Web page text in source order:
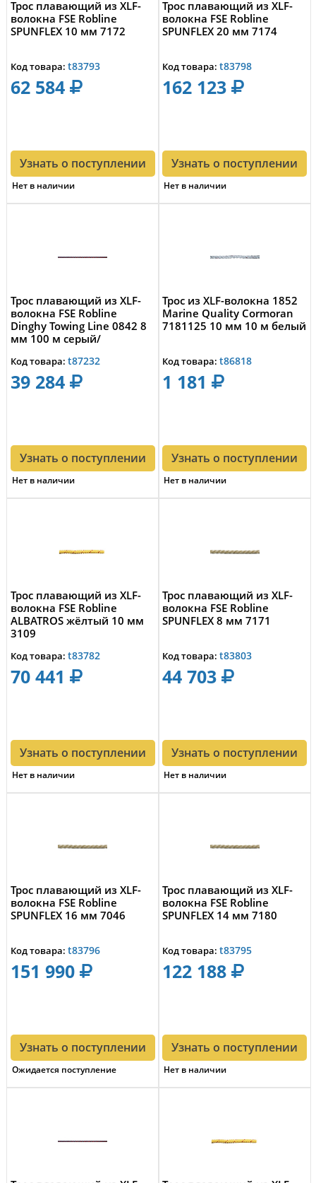
Трос плавающий из XLF-
волокна FSE Robline
SPUNFLEX 10 мм 7172
Код товара: t83793
62 584
Узнать о поступлении
Нет в наличии
Трос плавающий из XLF-
волокна FSE Robline
SPUNFLEX 20 мм 7174
Код товара: t83798
162 123
Узнать о поступлении
Нет в наличии
Трос плавающий из XLF-
волокна FSE Robline
Dinghy Towing Line 0842 8
мм 100 м серый/
Код товара: t87232
39 284
Узнать о поступлении
Нет в наличии
Трос из XLF-волокна 1852
Marine Quality Cormoran
7181125 10 мм 10 м белый
Код товара: t86818
1 181
Узнать о поступлении
Нет в наличии
Трос плавающий из XLF-
волокна FSE Robline
ALBATROS жёлтый 10 мм
3109
Код товара: t83782
70 441
Узнать о поступлении
Нет в наличии
Трос плавающий из XLF-
волокна FSE Robline
SPUNFLEX 8 мм 7171
Код товара: t83803
44 703
Узнать о поступлении
Нет в наличии
Трос плавающий из XLF-
волокна FSE Robline
SPUNFLEX 16 мм 7046
Код товара: t83796
151 990
Узнать о поступлении
Ожидается поступление
Трос плавающий из XLF-
волокна FSE Robline
SPUNFLEX 14 мм 7180
Код товара: t83795
122 188
Узнать о поступлении
Нет в наличии